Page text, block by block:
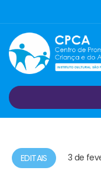
EDITAIS 3 de